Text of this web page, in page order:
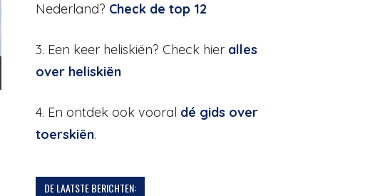
Nederland? Check de top 12
3. Een keer heliskiën? Check hier alles
over heliskiën
4. En ontdek ook vooral dé gids over
toerskiën.
DE LAATSTE BERICHTEN: